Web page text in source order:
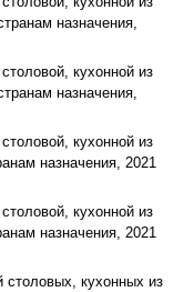
назначения,
кухонной из
назначения,
кухонной из
назначения, 2021
кухонной из
назначения, 2021
столовых, кухонных из